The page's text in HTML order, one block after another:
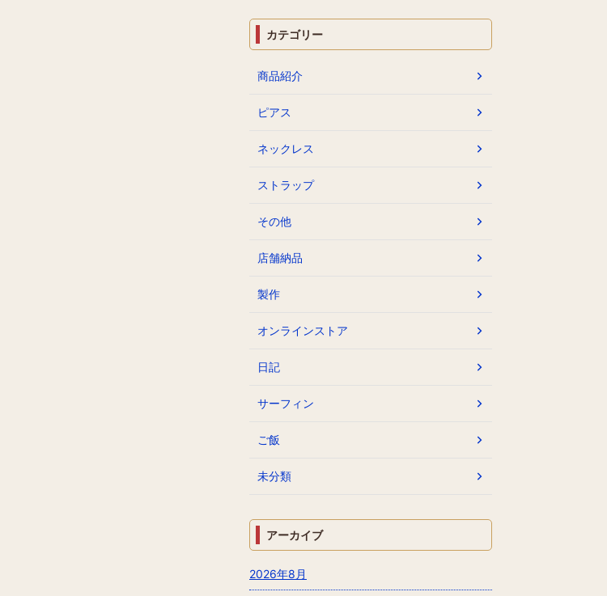
カテゴリー
商品紹介
ピアス
ネックレス
ストラップ
その他
店舗納品
製作
オンラインストア
日記
サーフィン
ご飯
未分類
アーカイブ
2026年8月